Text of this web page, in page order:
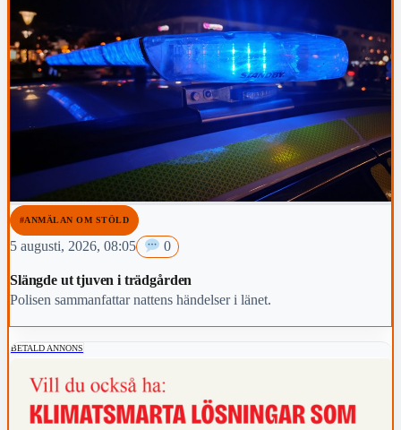
#ANMÄLAN OM STÖLD
5 augusti, 2026, 08:05 0
Slängde ut tjuven i trädgården
Polisen sammanfattar nattens händelser i länet.
BETALD ANNONS